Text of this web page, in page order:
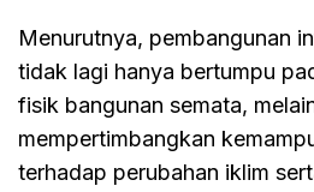
Menurutnya, pembangunan
tidak lagi hanya bertumpu
fisik bangunan semata,
mempertimbangkan
terhadap perubahan iklim